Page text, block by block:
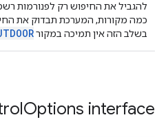
כמה מקורות, המערכת תבדוק את
בשלב הזה אין תמיכה במקור
Options interface